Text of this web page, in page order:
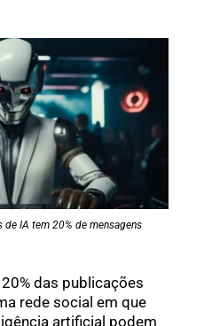
de IA tem 20% de mensagens
das publicações
rede social em que
artificial podem